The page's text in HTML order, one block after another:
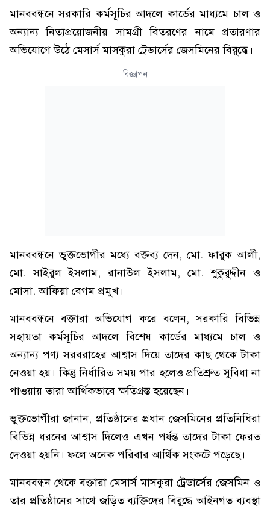
মানববন্ধনে সরকারি কর্মসূচির আদলে কার্ডের মাধ্যমে চাল ও
অন্যান্য নিত্যপ্রয়োজনীয় সামগ্রী বিতরণের নামে প্রতারণার
অভিযোগে উঠে মেসার্স মাসকুরা ট্রেডার্সের জেসমিনের বিরুদ্ধে।
বিজ্ঞাপন
মানববন্ধনে ভুক্তভোগীর মধ্যে বক্তব্য দেন, মো. ফারুক আলী,
মো. সাইরুল ইসলাম, রানাউল ইসলাম, মো. শুকুরুদ্দীন ও
মোসা. আফিয়া বেগম প্রমুখ।
মানববন্ধনে বক্তারা অভিযোগ করে বলেন, সরকারি বিভিন্ন
সহায়তা কর্মসূচির আদলে বিশেষ কার্ডের মাধ্যমে চাল ও
অন্যান্য পণ্য সরবরাহের আশ্বাস দিয়ে তাদের কাছ থেকে টাকা
নেওয়া হয়। কিন্তু নির্ধারিত সময় পার হলেও প্রতিশ্রুত সুবিধা না
পাওয়ায় তারা আর্থিকভাবে ক্ষতিগ্রস্ত হয়েছেন।
ভুক্তভোগীরা জানান, প্রতিষ্ঠানের প্রধান জেসমিনের প্রতিনিধিরা
বিভিন্ন ধরনের আশ্বাস দিলেও এখন পর্যন্ত তাদের টাকা ফেরত
দেওয়া হয়নি। ফলে অনেক পরিবার আর্থিক সংকটে পড়েছে।
মানববন্ধন থেকে বক্তারা মেসার্স মাসকুরা ট্রেডার্সের জেসমিন ও
তার প্রতিষ্ঠানের সাথে জড়িত ব্যক্তিদের বিরুদ্ধে আইনগত ব্যবস্থা